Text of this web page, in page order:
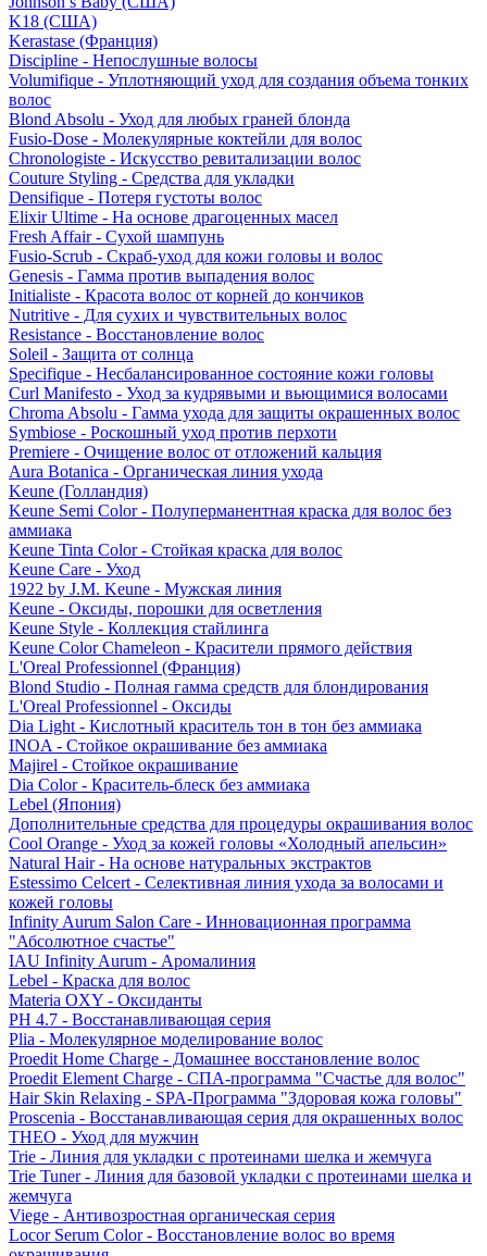
K18 (США)
Kerastase (Франция)
Discipline - Непослушные волосы
Volumifique - Уплотняющий уход для создания объема тонких
волос
Blond Absolu - Уход для любых граней блонда
Fusio-Dose - Молекулярные коктейли для волос
Chronologiste - Искусство ревитализации волос
Couture Styling - Средства для укладки
Densifique - Потеря густоты волос
Elixir Ultime - На основе драгоценных масел
Fresh Affair - Сухой шампунь
Fusio-Scrub - Скраб-уход для кожи головы и волос
Genesis - Гамма против выпадения волос
Initialiste - Красота волос от корней до кончиков
Nutritive - Для сухих и чувствительных волос
Resistance - Восстановление волос
Soleil - Защита от солнца
Specifique - Несбалансированное состояние кожи головы
Curl Manifesto - Уход за кудрявыми и вьющимися волосами
Chroma Absolu - Гамма ухода для защиты окрашенных волос
Symbiose - Роскошный уход против перхоти
Premiere - Очищение волос от отложений кальция
Aura Botanica - Органическая линия ухода
Keune (Голландия)
Keune Semi Color - Полуперманентная краска для волос без
аммиака
Keune Tinta Color - Стойкая краска для волос
Keune Care - Уход
1922 by J.M. Keune - Мужская линия
Keune - Оксиды, порошки для осветления
Keune Style - Коллекция стайлинга
Keune Color Chameleon - Красители прямого действия
L'Oreal Professionnel (Франция)
Blond Studio - Полная гамма средств для блондирования
L'Oreal Professionnel - Оксиды
Dia Light - Кислотный краситель тон в тон без аммиака
INOA - Стойкое окрашивание без аммиака
Majirel - Стойкое окрашивание
Dia Color - Краситель-блеск без аммиака
Lebel (Япония)
Дополнительные средства для процедуры окрашивания волос
Cool Orange - Уход за кожей головы «Холодный апельсин»
Natural Hair - На основе натуральных экстрактов
Estessimo Celcert - Селективная линия ухода за волосами и
кожей головы
Infinity Aurum Salon Care - Инновационная программа
"Абсолютное счастье"
IAU Infinity Aurum - Аромалиния
Lebel - Краска для волос
Materia OXY - Оксиданты
PH 4.7 - Восстанавливающая серия
Plia - Молекулярное моделирование волос
Proedit Home Charge - Домашнее восстановление волос
Proedit Element Charge - СПА-программа "Счастье для волос"
Hair Skin Relaxing - SPA-Программа "Здоровая кожа головы"
Proscenia - Восстанавливающая серия для окрашенных волос
THEO - Уход для мужчин
Trie - Линия для укладки с протеинами шелка и жемчуга
Trie Tuner - Линия для базовой укладки с протеинами шелка и
жемчуга
Viege - Антивозростная органическая серия
Locor Serum Color - Восстановление волос во время